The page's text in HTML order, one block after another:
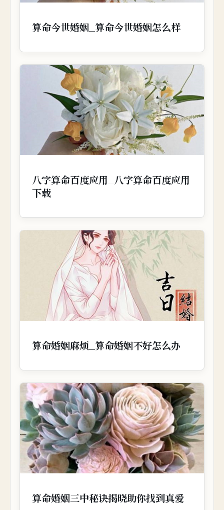
算命今世婚姻_算命今世婚姻怎么样
八字算命百度应用_八字算命百度应用
下载
算命婚姻麻烦_算命婚姻不好怎么办
算命婚姻三中秘诀揭晓助你找到真爱